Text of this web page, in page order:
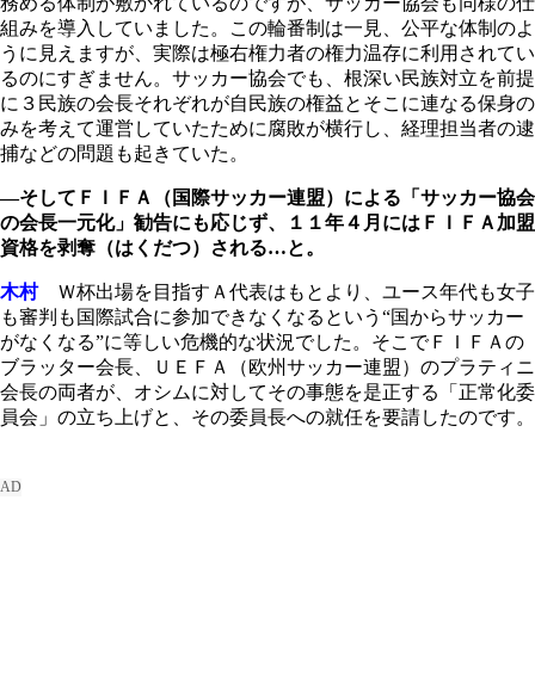
組みを導入していました。この輪番制は一見、公平な体制のよ
うに見えますが、実際は極右権力者の権力温存に利用されてい
るのにすぎません。サッカー協会でも、根深い民族対立を前提
に３民族の会長それぞれが自民族の権益とそこに連なる保身の
みを考えて運営していたために腐敗が横行し、経理担当者の逮
捕などの問題も起きていた。
―そしてＦＩＦＡ（国際サッカー連盟）による「サッカー協会
の会長一元化」勧告にも応じず、１１年４月にはＦＩＦＡ加盟
資格を剥奪（はくだつ）される…と。
木村Ｗ杯出場を目指すＡ代表はもとより、ユース年代も女子
も審判も国際試合に参加できなくなるという“国からサッカー
がなくなる”に等しい危機的な状況でした。そこでＦＩＦＡの
ブラッター会長、ＵＥＦＡ（欧州サッカー連盟）のプラティニ
会長の両者が、オシムに対してその事態を是正する「正常化委
員会」の立ち上げと、その委員長への就任を要請したのです。